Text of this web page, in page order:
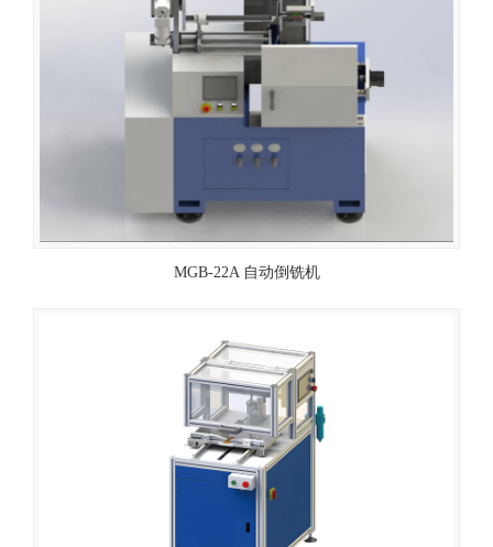
MGB-22A 自动倒铣机